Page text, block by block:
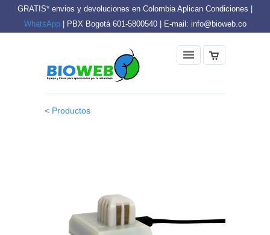
GRATIS* envios y devoluciones en Colombia Aplican Condiciones |
WhatsApp| PBX Bogotá 601-5800540 | E-mail: info@bioweb.co
< Productos